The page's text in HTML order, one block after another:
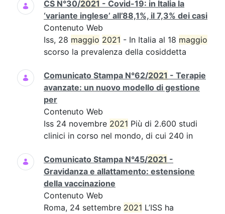
CS N°30/2021 - Covid-19: in Italia la
‘variante inglese’ all’88,1%, il 7,3% dei casi
Contenuto Web
Iss, 28 maggio 2021 - In Italia al 18 maggio
scorso la prevalenza della cosiddetta
Comunicato Stampa N°62/2021 - Terapie
avanzate: un nuovo modello di gestione
per
Contenuto Web
Iss 24 novembre 2021 Più di 2.600 studi
clinici in corso nel mondo, di cui 240 in
Comunicato Stampa N°45/2021 -
Gravidanza e allattamento: estensione
della vaccinazione
Contenuto Web
Roma, 24 settembre 2021 L’ISS ha